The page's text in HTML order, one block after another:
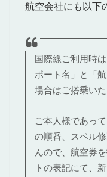
航空会社にも以下
国際線ご利用時
ポート名」と「
場合はご搭乗いた
ご本人様であっ
の順番、スペル
んので、航空券
トの表記にて、